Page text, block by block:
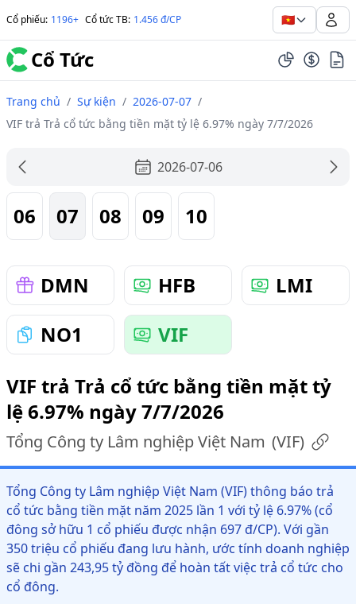
Cổ phiếu: 1196+ Cổ tức TB: 1.456 đ/CP 🇻🇳
Cổ Tức
Trang chủ / Sự kiện / 2026-07-07 /
VIF trả Trả cổ tức bằng tiền mặt tỷ lệ 6.97% ngày 7/7/2026
2026-07-06
06 07 08 09 10
DMN HFB
LMI
NO1
VIF
VIF trả Trả cổ tức bằng tiền mặt tỷ
lệ 6.97% ngày 7/7/2026
Tổng Công ty Lâm nghiệp Việt Nam (VIF)
Tổng Công ty Lâm nghiệp Việt Nam (VIF) thông báo trả
cổ tức bằng tiền mặt năm 2025 lần 1 với tỷ lệ 6.97% (cổ
đông sở hữu 1 cổ phiếu được nhận 697 đ/CP). Với gần
350 triệu cổ phiếu đang lưu hành, ước tính doanh nghiệp
sẽ chi gần 243,95 tỷ đồng để hoàn tất việc trả cổ tức cho
cổ đông.